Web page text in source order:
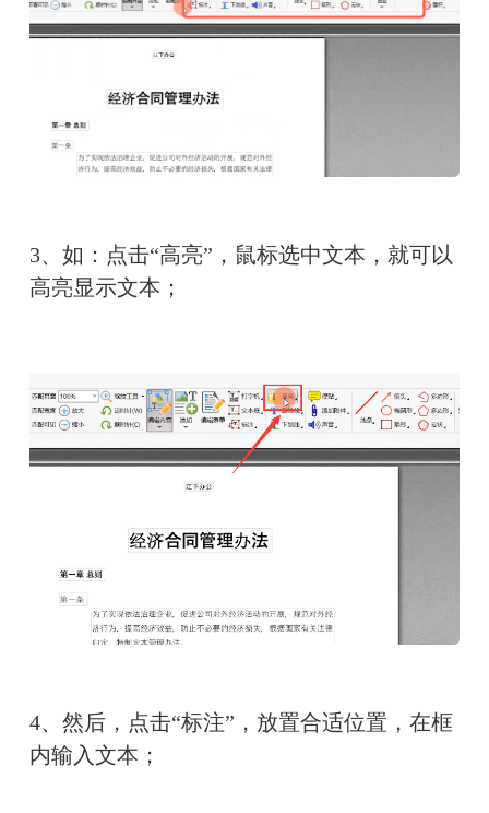
3、如：点击“高亮”，鼠标选中文本，就可以
高亮显示文本；
4、然后，点击“标注”，放置合适位置，在框
内输入文本；